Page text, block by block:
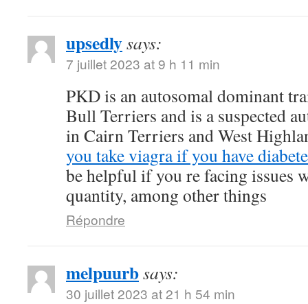
upsedlysays:
7 juillet 2023 at 9 h 11 min
PKD is an autosomal dominant
Bull Terriers and is a suspected
in Cairn Terriers and West
you take viagra if you have
be helpful if you re facing issues
quantity, among other things
Répondre
melpuurbsays:
30 juillet 2023 at 21 h 54 min